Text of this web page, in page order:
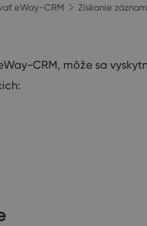
eWay-CRM Získanie
CRM, môže sa